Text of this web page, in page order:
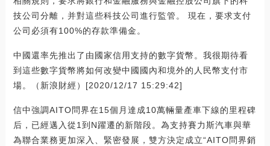
技公司分離，并對這些科技公司進行監管。 現在，要求支付
公司必須有100%的存款準備金。
中國還率先推出了由國家信用支持的數字貨幣。我很期待看
到這些數字貨幣將如何改變中國國內和境外的人民幣支付市
場。（新浪財經）[2020/12/17 15:29:42]
信中強調AITO問界在15個月達成10萬輛量產車下線的里程碑
后，已經邁入從1到N躍遷的新階段。為支持賽力斯汽車與華
為聯合業務更加深入、緊密發展，雙方決定成立“AITO問界銷